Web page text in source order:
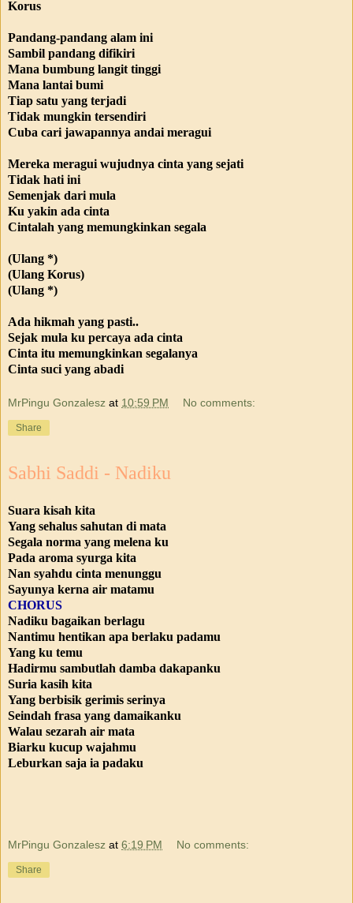
Korus
Pandang-pandang alam ini
Sambil pandang difikiri
Mana bumbung langit tinggi
Mana lantai bumi
Tiap satu yang terjadi
Tidak mungkin tersendiri
Cuba cari jawapannya andai meragui
Mereka meragui wujudnya cinta yang sejati
Tidak hati ini
Semenjak dari mula
Ku yakin ada cinta
Cintalah yang memungkinkan segala
(Ulang *)
(Ulang Korus)
(Ulang *)
Ada hikmah yang pasti..
Sejak mula ku percaya ada cinta
Cinta itu memungkinkan segalanya
Cinta suci yang abadi
MrPingu Gonzalesz at 10:59 PM No comments:
Share
Sabhi Saddi - Nadiku
Suara kisah kita
Yang sehalus sahutan di mata
Segala norma yang melena ku
Pada aroma syurga kita
Nan syahdu cinta menunggu
Sayunya kerna air matamu
CHORUS
Nadiku bagaikan berlagu
Nantimu hentikan apa berlaku padamu
Yang ku temu
Hadirmu sambutlah damba dakapanku
Suria kasih kita
Yang berbisik gerimis serinya
Seindah frasa yang damaikanku
Walau sezarah air mata
Biarku kucup wajahmu
Leburkan saja ia padaku
MrPingu Gonzalesz at 6:19 PM No comments:
Share